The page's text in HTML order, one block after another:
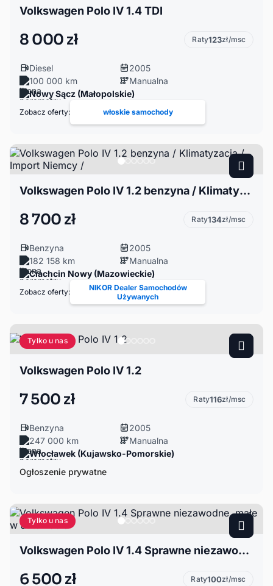
Volkswagen Polo IV 1.4 TDI
8 000 zł Raty123zł/msc
Diesel
2005
100 000 km
Manualna
Nowy Sącz (Małopolskie)
Zobacz oferty: włoskie samochody
Volkswagen Polo IV 1.2 benzyna / Klimatyzacja / Import Niemcy /
8 700 zł Raty134zł/msc
Benzyna
2005
182 158 km
Manualna
Ciachcin Nowy (Mazowieckie)
Zobacz oferty:
NIKOR Dealer Samochodów
Używanych
Tylko u nas
Volkswagen Polo IV 1.2
7 500 zł Raty116zł/msc
Benzyna
2005
247 000 km
Manualna
Włocławek (Kujawsko-Pomorskie)
Ogłoszenie prywatne
Tylko u nas
Volkswagen Polo IV 1.4 Sprawne niezawodne, małe w automacie
6 500 zł Raty100zł/msc